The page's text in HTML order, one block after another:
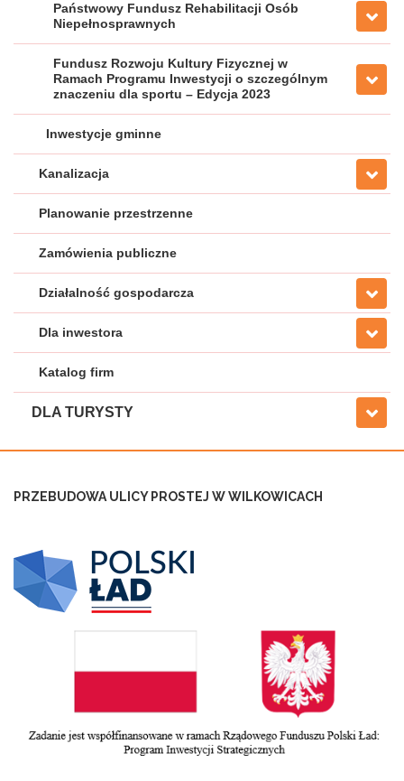
Państwowy Fundusz Rehabilitacji Osób
Niepełnosprawnych
Fundusz Rozwoju Kultury Fizycznej w
Ramach Programu Inwestycji o szczególnym
znaczeniu dla sportu – Edycja 2023
Inwestycje gminne
Kanalizacja
Planowanie przestrzenne
Zamówienia publiczne
Działalność gospodarcza
Dla inwestora
Katalog firm
DLA TURYSTY
PRZEBUDOWA ULICY PROSTEJ W WILKOWICACH